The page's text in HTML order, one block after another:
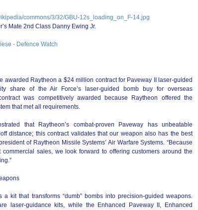
Mate 2nd Class Danny Ewing Jr.
- Defence Watch
awarded Raytheon a $24 million contract for Paveway II laser-guided
share of the Air Force’s laser-guided bomb buy for overseas
was competitively awarded because Raytheon offered the
that met all requirements.
that Raytheon’s combat-proven Paveway has unbeatable
distance; this contract validates that our weapon also has the best
of Raytheon Missile Systems’ Air Warfare Systems. “Because
sales, we look forward to offering customers around the
a kit that transforms “dumb” bombs into precision-guided weapons.
laser-guidance kits, while the Enhanced Paveway II, Enhanced